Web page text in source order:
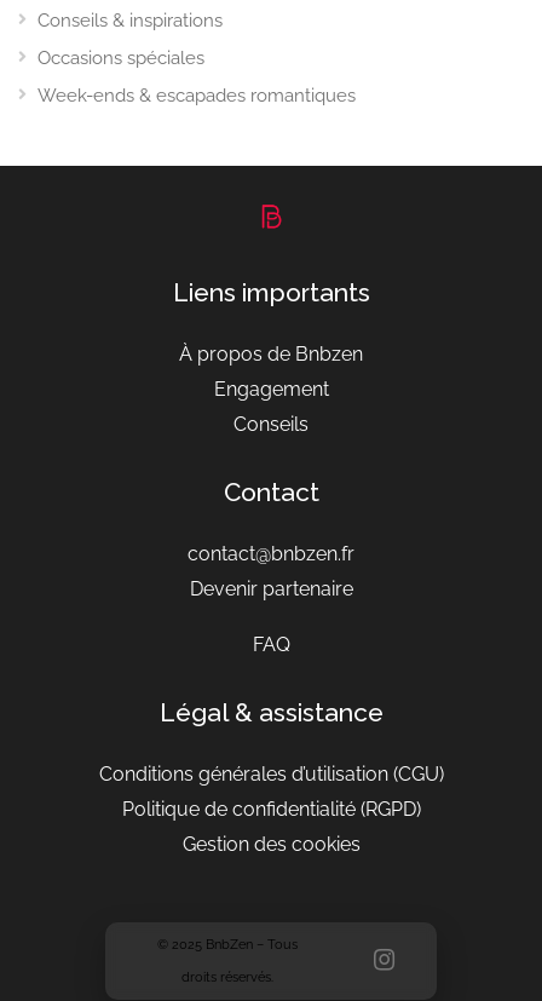
Conseils & inspirations
Occasions spéciales
Week-ends & escapades romantiques
Liens importants
À propos de Bnbzen
Engagement
Conseils
Contact
contact@bnbzen.fr
Devenir partenaire
FAQ
Légal & assistance
Conditions générales d’utilisation(CGU)
Politique de confidentialité (RGPD)
Gestion des cookies
© 2025 BnbZen – Tous
droits réservés.